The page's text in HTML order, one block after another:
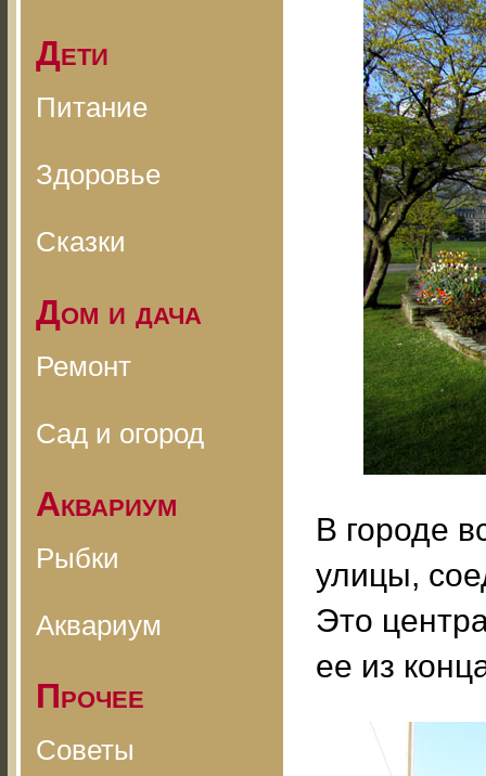
Дети
Питание
Здоровье
Сказки
Дом и дача
Ремонт
Сад и огород
Аквариум
Рыбки
Аквариум
Прочее
Советы
В городе
улицы,
Это
ее из